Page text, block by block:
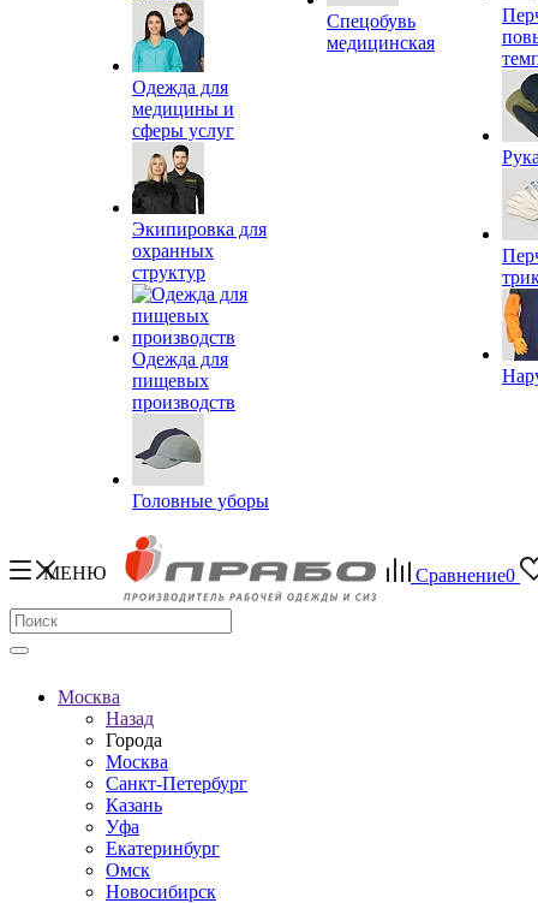
Одежда для
медицины и
сферы услуг
Экипировка для
охранных
структур
Одежда для
пищевых
производств
Головные уборы
Спецобувь
медицинская
МЕНЮ Сравнение0
Москва
Назад
Города
Москва
Санкт-Петербург
Казань
Уфа
Екатеринбург
Омск
Новосибирск